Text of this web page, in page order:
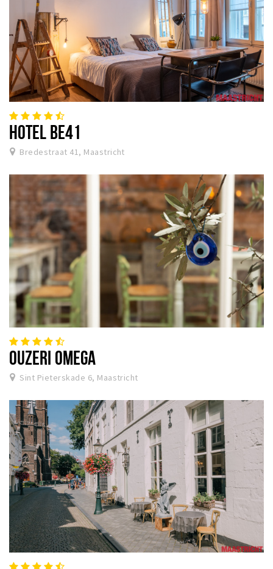
HOTEL BE41
Bredestraat 41, Maastricht
OUZERI OMEGA
Sint Pieterskade 6, Maastricht